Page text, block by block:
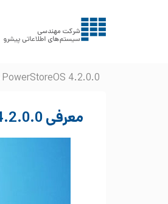
معرفی PowerStoreOS 4.2.0.0
معرفی PowerStoreOS 4.2.0.0